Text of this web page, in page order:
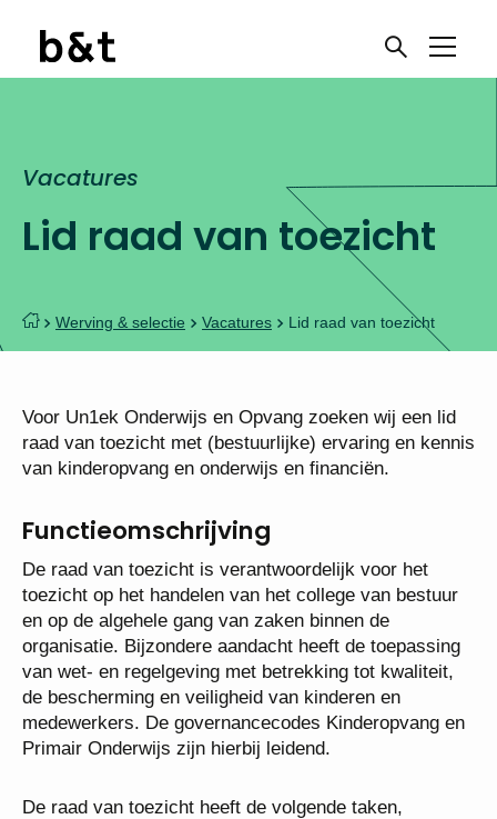
Lid raad van toezicht
Vacatures
Werving & selectie Vacatures Lid raad van toezicht
Voor Un1ek Onderwijs en Opvang zoeken wij een lid
raad van toezicht met (bestuurlijke) ervaring en kennis
van kinderopvang en onderwijs en financiën.
Functieomschrijving
De raad van toezicht is verantwoordelijk voor het
toezicht op het handelen van het college van bestuur
en op de algehele gang van zaken binnen de
organisatie. Bijzondere aandacht heeft de toepassing
van wet- en regelgeving met betrekking tot kwaliteit,
de bescherming en veiligheid van kinderen en
medewerkers. De governancecodes Kinderopvang en
Primair Onderwijs zijn hierbij leidend.
De raad van toezicht heeft de volgende taken,